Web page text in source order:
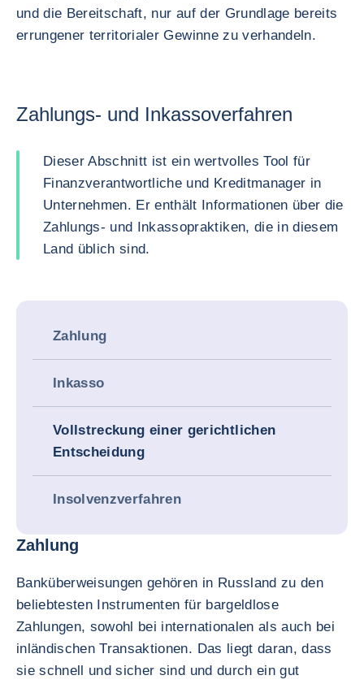
und die Bereitschaft, nur auf der Grundlage bereits
errungener territorialer Gewinne zu verhandeln.
Zahlungs- und Inkassoverfahren
Dieser Abschnitt ist ein wertvolles Tool für
Finanzverantwortliche und Kreditmanager in
Unternehmen. Er enthält Informationen über die
Zahlungs- und Inkassopraktiken, die in diesem
Land üblich sind.
Zahlung
Inkasso
Vollstreckung einer gerichtlichen
Entscheidung
Insolvenzverfahren
Zahlung
Banküberweisungen gehören in Russland zu den
beliebtesten Instrumenten für bargeldlose
Zahlungen, sowohl bei internationalen als auch bei
inländischen Transaktionen. Das liegt daran, dass
sie schnell und sicher sind und durch ein gut